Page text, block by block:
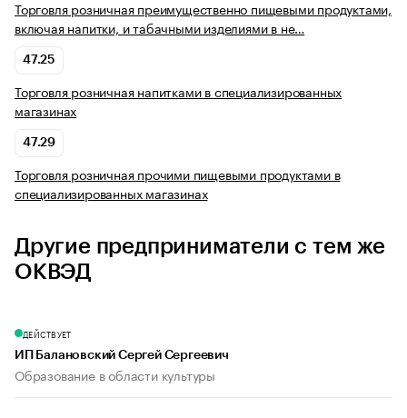
Торговля розничная преимущественно пищевыми продуктами,
включая напитки, и табачными изделиями в не…
47.25
Торговля розничная напитками в специализированных
магазинах
47.29
Торговля розничная прочими пищевыми продуктами в
специализированных магазинах
Другие предприниматели с тем же
ОКВЭД
ДЕЙСТВУЕТ
ИП Балановский Сергей Сергеевич
Образование в области культуры